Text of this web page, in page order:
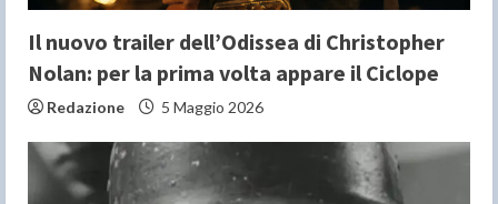
g
Il nuovo trailer dell’Odissea di Christopher
Nolan: per la prima volta appare il Ciclope
Redazione 5 Maggio 2026